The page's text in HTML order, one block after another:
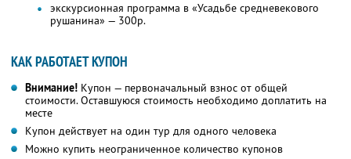
экскурсионная программа в «Усадьбе средневекового
рушанина» — 300р.
КАК РАБОТАЕТ КУПОН
Внимание! Купон — первоначальный взнос от общей
стоимости. Оставшуюся стоимость необходимо доплатить на
месте
Купон действует на один тур для одного человека
Можно купить неограниченное количество купонов